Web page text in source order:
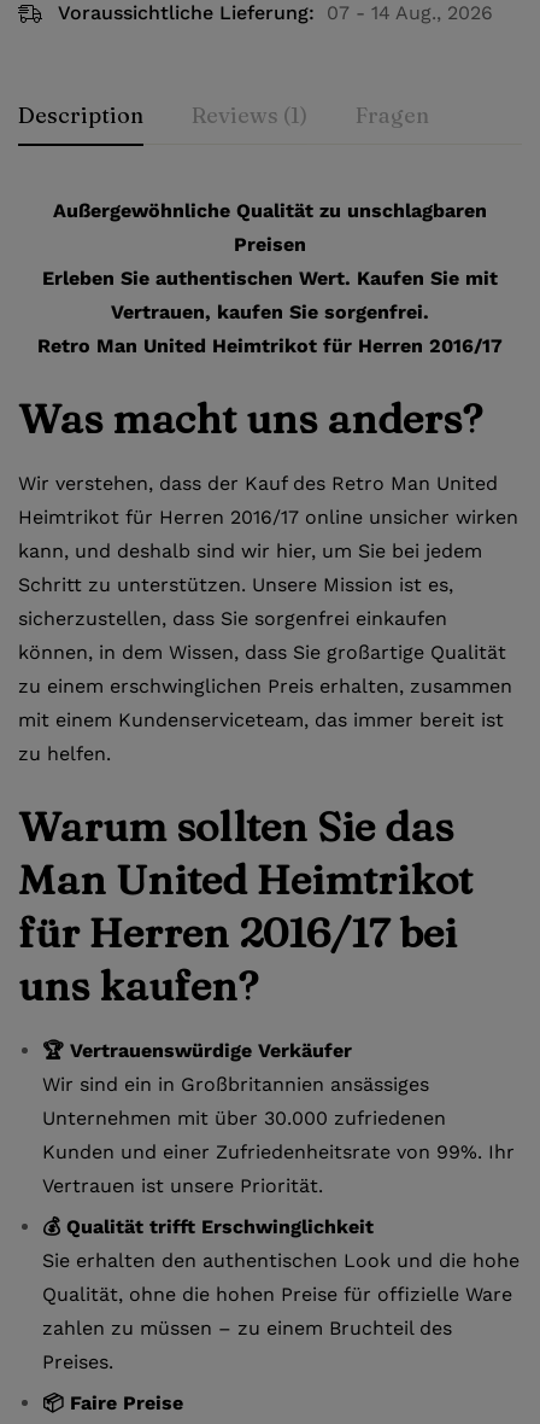
Voraussichtliche Lieferung: 07 - 14 Aug., 2026
Description Reviews (1) Fragen
Außergewöhnliche Qualität zu unschlagbaren
Preisen
Erleben Sie authentischen Wert. Kaufen Sie mit
Vertrauen, kaufen Sie sorgenfrei.
Retro Man United Heimtrikot für Herren 2016/17
Was macht uns anders?
Wir verstehen, dass der Kauf des Retro Man United
Heimtrikot für Herren 2016/17 online unsicher wirken
kann, und deshalb sind wir hier, um Sie bei jedem
Schritt zu unterstützen. Unsere Mission ist es,
sicherzustellen, dass Sie sorgenfrei einkaufen
können, in dem Wissen, dass Sie großartige Qualität
zu einem erschwinglichen Preis erhalten, zusammen
mit einem Kundenserviceteam, das immer bereit ist
zu helfen.
Warum sollten Sie das
Man United Heimtrikot
für Herren 2016/17 bei
uns kaufen?
🏆 Vertrauenswürdige Verkäufer
Wir sind ein in Großbritannien ansässiges
Unternehmen mit über 30.000 zufriedenen
Kunden und einer Zufriedenheitsrate von 99%. Ihr
Vertrauen ist unsere Priorität.
💰 Qualität trifft Erschwinglichkeit
Sie erhalten den authentischen Look und die hohe
Qualität, ohne die hohen Preise für offizielle Ware
zahlen zu müssen – zu einem Bruchteil des
Preises.
📦 Faire Preise